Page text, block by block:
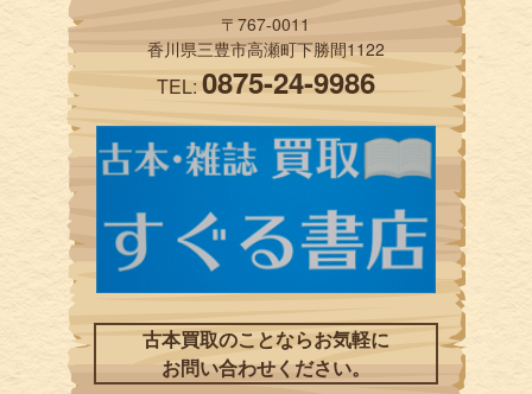
〒767-0011
香川県三豊市高瀬町下勝間1122
TEL:0875-24-9986
古本買取のことならお気軽に
お問い合わせください。